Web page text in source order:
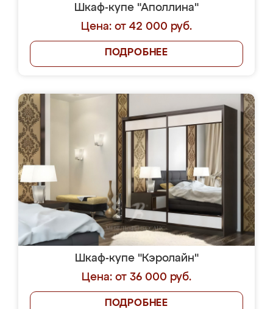
Шкаф-купе "Аполлина"
Цена: от 42 000 руб.
ПОДРОБНЕЕ
Шкаф-купе "Кэролайн"
Цена: от 36 000 руб.
ПОДРОБНЕЕ